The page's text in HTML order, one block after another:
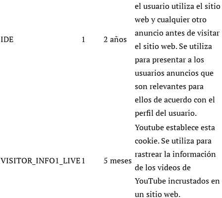
IDE 1 2 años
el usuario utiliza el sitio
web y cualquier otro
anuncio antes de visitar
el sitio web. Se utiliza
para presentar a los
usuarios anuncios que
son relevantes para
ellos de acuerdo con el
perfil del usuario.
VISITOR_INFO1_LIVE1 5 meses
Youtube establece esta
cookie. Se utiliza para
rastrear la información
de los videos de
YouTube incrustados en
un sitio web.